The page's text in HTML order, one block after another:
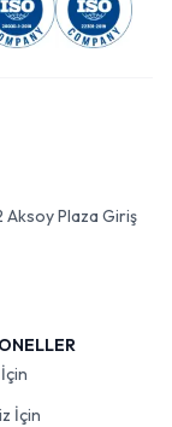
Aksoy Plaza Giriş
İçin